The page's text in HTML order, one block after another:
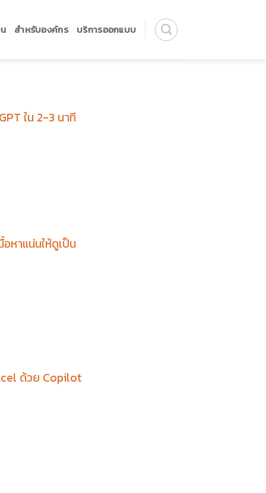
สำหรับองค์กร บริการออกแบบ
ใน 2-3 นาที
หาแน่นให้ดูเป็น
ด้วย Copilot